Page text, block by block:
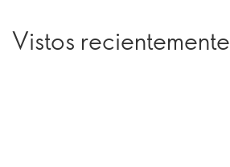
Vistos recientemente